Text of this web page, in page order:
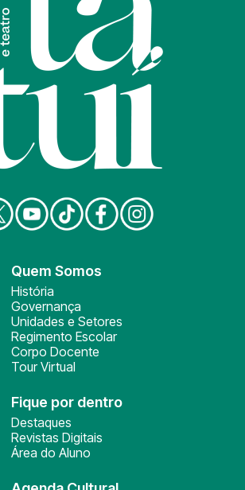
Quem Somos
História
Governança
Unidades e Setores
Regimento Escolar
Corpo Docente
Tour Virtual
Fique por dentro
Destaques
Revistas Digitais
Área do Aluno